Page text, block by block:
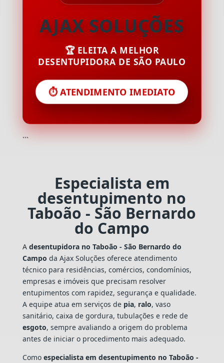
AJAX SOLUÇÕES
🏆 ELEITA A MELHOR
DESENTUPIDORA DE SÃO PAULO
⏱️ ATENDIMENTO IMEDIATO
```
Especialista em
desentupimento no
Taboão - São Bernardo
do Campo
A desentupidora no Taboão - São Bernardo do
Campo da Ajax Soluções oferece atendimento
técnico para residências, comércios, condomínios,
empresas e imóveis que precisam resolver
entupimentos com rapidez, segurança e qualidade.
A equipe atua em serviços de pia, ralo, vaso
sanitário, caixa de gordura, tubulações e rede de
esgoto, sempre avaliando a origem do problema
antes de iniciar o procedimento mais adequado.
Como especialista em desentupimento no Taboão -